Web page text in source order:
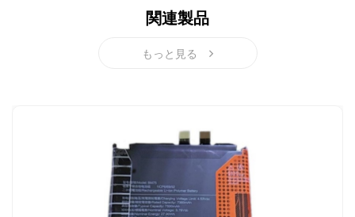
XIAOMI POCO X7 対応バッテリー
XIAOMI Redmi Note 14 Pro+ 5G 対応バッテリー
関連製品
もっと見る